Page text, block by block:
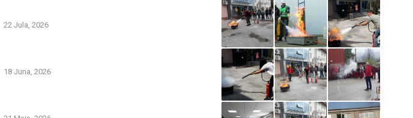
22 Jula, 2026
18 Juna, 2026